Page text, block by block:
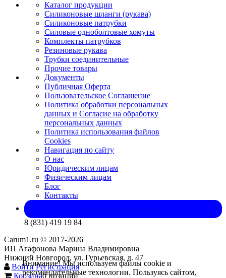
Каталог продукции
Силиконовые шланги (рукава)
Силиконовые патрубки
Силовые одноболтовые хомуты
Комплекты патрубков
Резиновые рукава
Трубки соединительные
Прочие товары
Документы
Публичная Оферта
Пользовательское Соглашение
Политика обработки персональных
данных и Согласие на обработку
персональных данных
Политика использования файлов
Cookies
Навигация по сайту
О нас
Юридическим лицам
Физическим лицам
Блог
Контакты
8 (831) 419 19 84
Carum1.ru © 2017-2026
ИП Агафонова Марина Владимировна
Нижний Новгород, ул. Гурьевская, д. 47
ВойтиРегистрация
Корзина0 позиций
Внимание! Мы используем файлы cookie и
рекомендательные технологии. Пользуясь сайтом,